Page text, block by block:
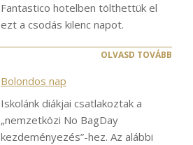
Fantastico hotelben tölthettük el
ezt a csodás kilenc napot.
OLVASD TOVÁBB
Bolondos nap
Iskolánk diákjai csatlakoztak a
„nemzetközi No BagDay
kezdeményezés”-hez. Az alábbi